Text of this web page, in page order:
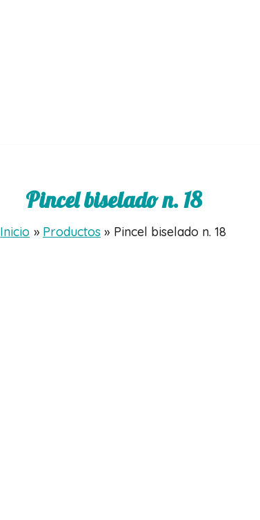
Pincel biselado n. 18
Inicio Productos Pincel biselado n. 18